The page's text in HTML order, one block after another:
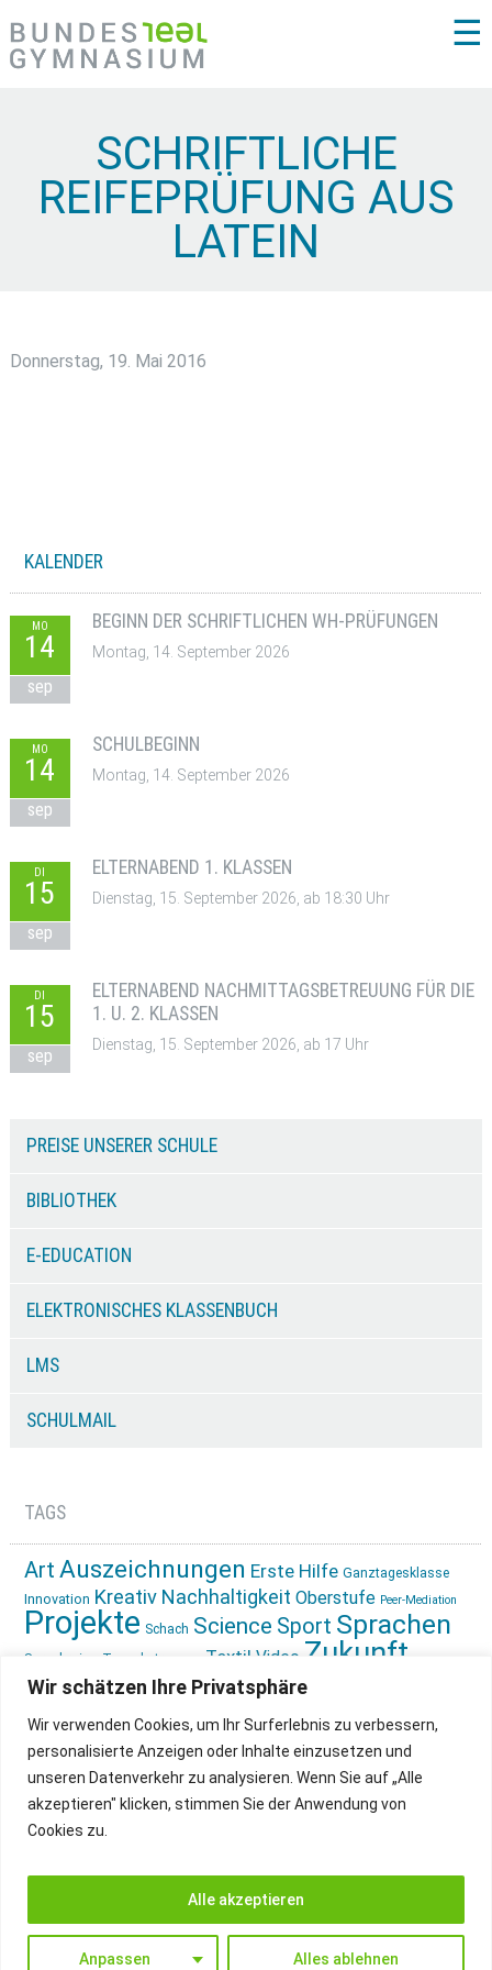
Wir schätzen Ihre Privatsphäre
Wir verwenden Cookies, um Ihr Surferlebnis zu verbessern,
personalisierte Anzeigen oder Inhalte einzusetzen und
unseren Datenverkehr zu analysieren. Wenn Sie auf „Alle
akzeptieren" klicken, stimmen Sie der Anwendung von
Cookies zu.
Anpassen Alles ablehnen
Alle akzeptieren
☰
SCHRIFTLICHE
REIFEPRÜFUNG AUS
LATEIN
Donnerstag, 19. Mai 2016
KALENDER
MO
14
sep
BEGINN DER SCHRIFTLICHEN WH-PRÜFUNGEN
Montag, 14. September 2026
MO
14
sep
SCHULBEGINN
Montag, 14. September 2026
DI
15
sep
ELTERNABEND 1. KLASSEN
Dienstag, 15. September 2026, ab 18:30 Uhr
DI
15
sep
ELTERNABEND NACHMITTAGSBETREUUNG FÜR DIE
1. U. 2. KLASSEN
Dienstag, 15. September 2026, ab 17 Uhr
PREISE UNSERER SCHULE
BIBLIOTHEK
E-EDUCATION
ELEKTRONISCHES KLASSENBUCH
LMS
SCHULMAIL
TAGS
Art Auszeichnungen Erste Hilfe Ganztagesklasse
Innovation Kreativ Nachhaltigkeit Oberstufe Peer-Mediation
Projekte Schach Science Sport Sprachen
Sprachreise Tagesbetreuung Textil Video Zukunft
gestalten Ökologie
IMPRESSUM